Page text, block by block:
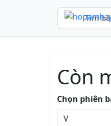
Còn
Chọn phiên